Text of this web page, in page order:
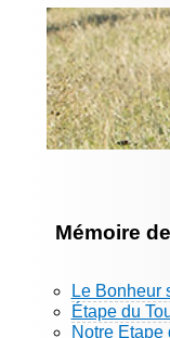
Mémoire
Le Bonheur
Étape du
Notre Etape